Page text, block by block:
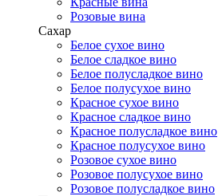
Розовые вина
Сахар
Белое сухое вино
Белое сладкое вино
Белое полусладкое вино
Белое полусухое вино
Красное сухое вино
Красное сладкое вино
Красное полусладкое вино
Красное полусухое вино
Розовое сухое вино
Розовое полусухое вино
Розовое полусладкое вино